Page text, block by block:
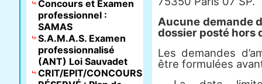
Aucune demande
dossier posté hors
Les demandes
être formulées
Concours et Examen
professionnel :
SAMAS
S.A.M.A.S. Examen
professionnalisé
(ANT) Loi Sauvadet
CRIT/EPIT/CONCOURS